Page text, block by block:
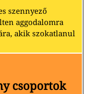
szennyező
aggodalomra
akik szokatlanul
csoportok